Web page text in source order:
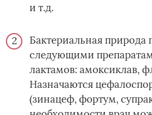
и т.д.
Бактериальная природа
следующими
лактамов: амоксиклав,
Назначаются
(зинацеф, фортум,